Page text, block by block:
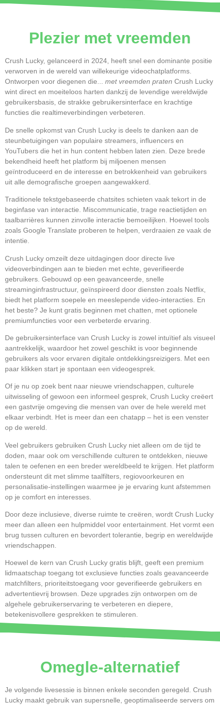
Plezier met vreemden
Crush Lucky, gelanceerd in 2024, heeft snel een dominante positie
verworven in de wereld van willekeurige videochatplatforms.
Ontworpen voor diegenen die... met vreemden praten Crush Lucky
wint direct en moeiteloos harten dankzij de levendige wereldwijde
gebruikersbasis, de strakke gebruikersinterface en krachtige
functies die realtimeverbindingen verbeteren.
De snelle opkomst van Crush Lucky is deels te danken aan de
steunbetuigingen van populaire streamers, influencers en
YouTubers die het in hun content hebben laten zien. Deze brede
bekendheid heeft het platform bij miljoenen mensen
geïntroduceerd en de interesse en betrokkenheid van gebruikers
uit alle demografische groepen aangewakkerd.
Traditionele tekstgebaseerde chatsites schieten vaak tekort in de
beginfase van interactie. Miscommunicatie, trage reactietijden en
taalbarrières kunnen zinvolle interactie bemoeilijken. Hoewel tools
zoals Google Translate proberen te helpen, verdraaien ze vaak de
intentie.
Crush Lucky omzeilt deze uitdagingen door directe live
videoverbindingen aan te bieden met echte, geverifieerde
gebruikers. Gebouwd op een geavanceerde, snelle
streaminginfrastructuur, geïnspireerd door diensten zoals Netflix,
biedt het platform soepele en meeslepende video-interacties. En
het beste? Je kunt gratis beginnen met chatten, met optionele
premiumfuncties voor een verbeterde ervaring.
De gebruikersinterface van Crush Lucky is zowel intuïtief als visueel
aantrekkelijk, waardoor het zowel geschikt is voor beginnende
gebruikers als voor ervaren digitale ontdekkingsreizigers. Met een
paar klikken start je spontaan een videogesprek.
Of je nu op zoek bent naar nieuwe vriendschappen, culturele
uitwisseling of gewoon een informeel gesprek, Crush Lucky creëert
een gastvrije omgeving die mensen van over de hele wereld met
elkaar verbindt. Het is meer dan een chatapp – het is een venster
op de wereld.
Veel gebruikers gebruiken Crush Lucky niet alleen om de tijd te
doden, maar ook om verschillende culturen te ontdekken, nieuwe
talen te oefenen en een breder wereldbeeld te krijgen. Het platform
ondersteunt dit met slimme taalfilters, regiovoorkeuren en
personalisatie-instellingen waarmee je je ervaring kunt afstemmen
op je comfort en interesses.
Door deze inclusieve, diverse ruimte te creëren, wordt Crush Lucky
meer dan alleen een hulpmiddel voor entertainment. Het vormt een
brug tussen culturen en bevordert tolerantie, begrip en wereldwijde
vriendschappen.
Hoewel de kern van Crush Lucky gratis blijft, geeft een premium
lidmaatschap toegang tot exclusieve functies zoals geavanceerde
matchfilters, prioriteitstoegang voor geverifieerde gebruikers en
advertentievrij browsen. Deze upgrades zijn ontworpen om de
algehele gebruikerservaring te verbeteren en diepere,
betekenisvollere gesprekken te stimuleren.
Omegle-alternatief
Je volgende livesessie is binnen enkele seconden geregeld. Crush
Lucky maakt gebruik van supersnelle, geoptimaliseerde servers om